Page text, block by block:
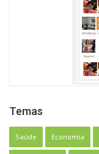
Temas
Saúde Economia